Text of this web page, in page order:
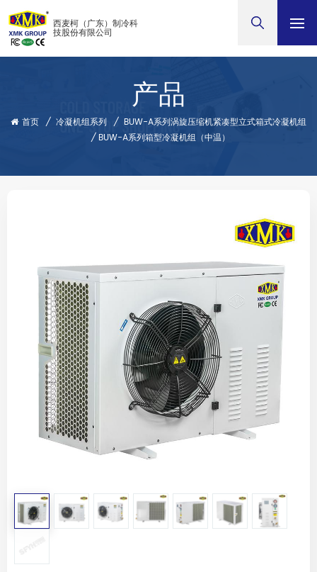
西麦柯（广东）制冷科
技股份有限公司
产品
首页 / 冷凝机组系列 / BUW-A系列涡旋压缩机紧凑型立式箱式冷凝机组
/ BUW-A系列箱型冷凝机组（中温）